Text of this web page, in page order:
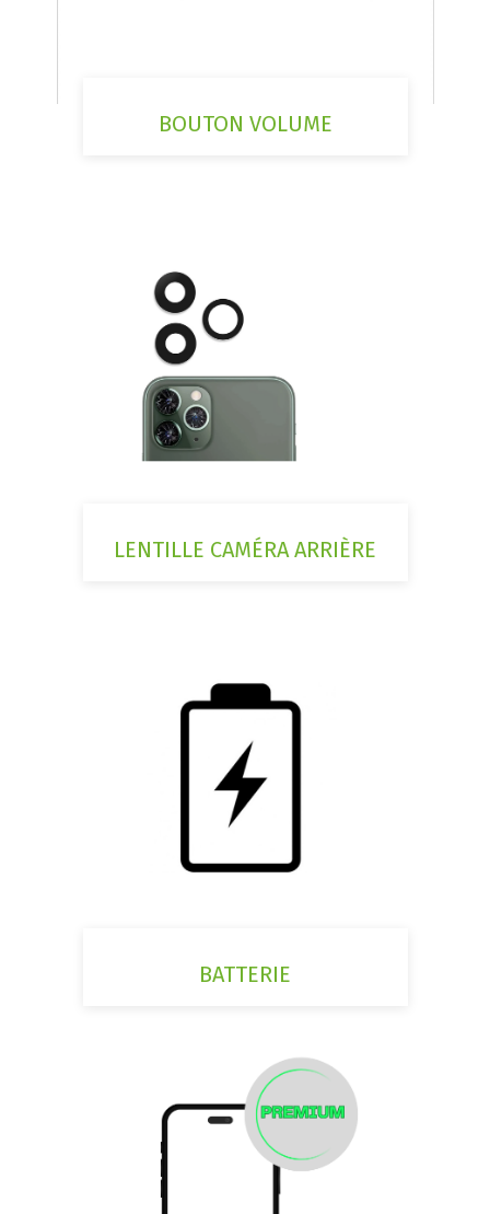
BOUTON VOLUME
LENTILLE CAMÉRA ARRIÈRE
BATTERIE